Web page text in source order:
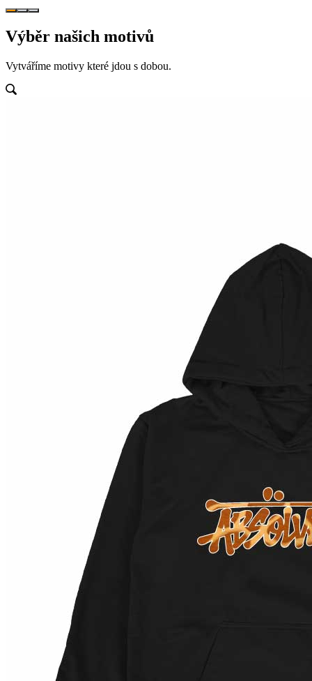
Výběr našich motivů
Vytváříme motivy které jdou s dobou.